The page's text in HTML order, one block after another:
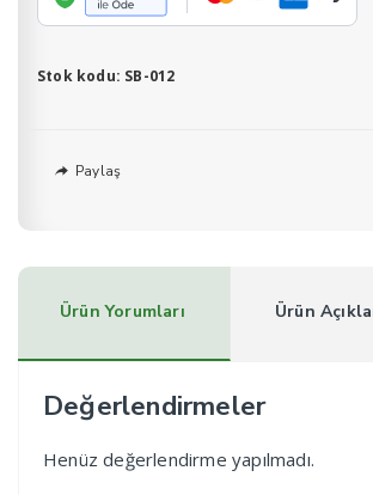
SB-
adet
Stok kodu: SB-012
Paylaş
Ürün Yorumları Ürün
Değerlendirmeler
Henüz değerlendirme yapılmadı.